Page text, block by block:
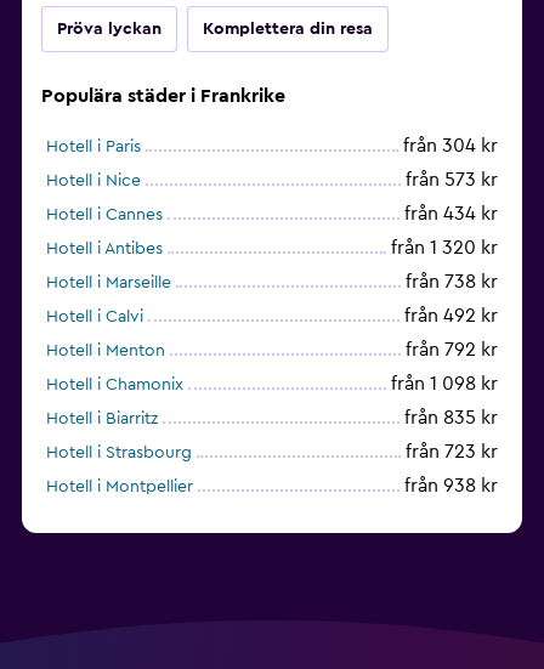
Pröva lyckan Komplettera din resa
Populära städer i Frankrike
Hotell i Paris från 304 kr
Hotell i Nice från 573 kr
Hotell i Cannes från 434 kr
Hotell i Antibes från 1 320 kr
Hotell i Marseille från 738 kr
Hotell i Calvi från 492 kr
Hotell i Menton från 792 kr
Hotell i Chamonix från 1 098 kr
Hotell i Biarritz från 835 kr
Hotell i Strasbourg från 723 kr
Hotell i Montpellier från 938 kr